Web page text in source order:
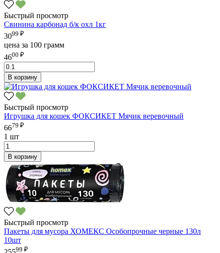
Быстрый просмотр
Свинина карбонад б/к охл 1кг
3099 ₽
цена за 100 грамм
4600 ₽
В корзину
Быстрый просмотр
Игрушка для кошек ФОКСИКЕТ Мячик веревочный
6679 ₽
1 шт
В корзину
Быстрый просмотр
Пакеты для мусора ХОМЕКС Особопрочные черные 130л
10шт
99 ₽